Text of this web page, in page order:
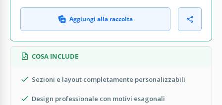
Aggiungi alla raccolta
COSA INCLUDE
Sezioni e layout completamente personalizzabili
Design professionale con motivi esagonali